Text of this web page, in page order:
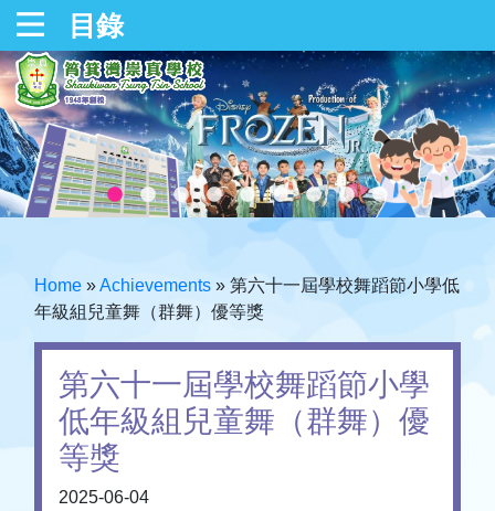
目錄
Home »Achievements » 第六十一屆學校舞蹈節小學低
年級組兒童舞（群舞）優等獎
第六十一屆學校舞蹈節小學
低年級組兒童舞（群舞）優
等獎
2025-06-04